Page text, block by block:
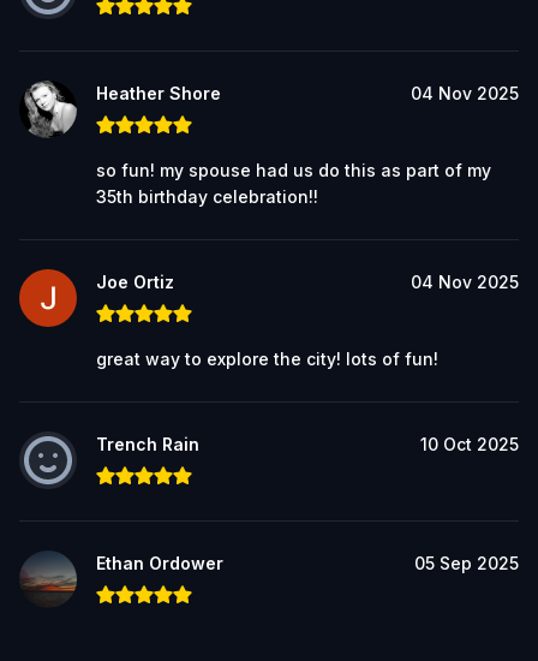
Heather Shore 04 Nov 2025
so fun! my spouse had us do this as part of my
35th birthday celebration!!
Joe Ortiz 04 Nov 2025
great way to explore the city! lots of fun!
Trench Rain 10 Oct 2025
Ethan Ordower 05 Sep 2025